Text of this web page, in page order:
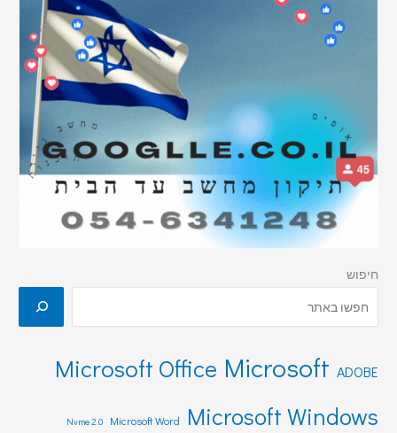
חיפוש
ADOBE
Microsoft
Microsoft Office
Microsoft Windows
Microsoft Word
Nvme 2.0